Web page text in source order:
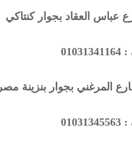
عباس العقاد بجوار كنتاكي
المرغني بجوار بنزينة مصر